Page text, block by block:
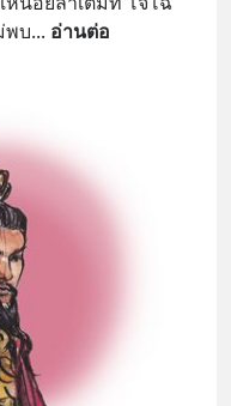
พบ... อ่านต่อ